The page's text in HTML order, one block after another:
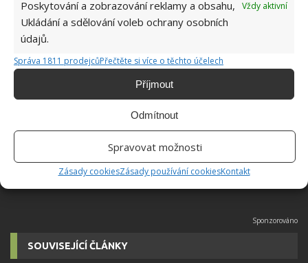
Poskytování a zobrazování reklamy a obsahu,
Ukládání a sdělování voleb ochrany osobních
údajů.
Vždy aktivní
Správa 1811 prodejcůPřečtěte si více o těchto účelech
Příjmout
Odmítnout
Spravovat možnosti
Zásady cookiesZásady používání cookiesKontakt
KOMENTOVAT
Jiří Kolář
Absolvent České zemědělské
velkým kutilem. V podstatě vše, co je
možné najít v j...[Více o autorovi]
SOUVISEJÍCÍ ČLÁNKY